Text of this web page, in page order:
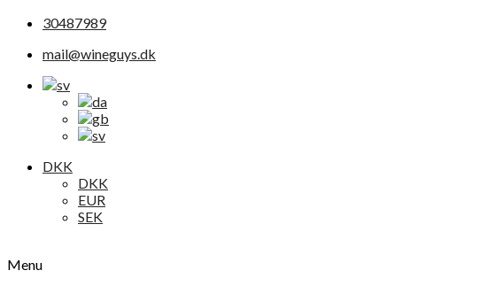
30487989
mail@wineguys.dk
DKK
DKK
EUR
SEK
Menu